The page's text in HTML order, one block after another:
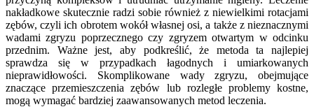
nakładkowe skutecznie radzi sobie również z niewielkimi rotacjami
zębów, czyli ich obrotem wokół własnej osi, a także z nieznacznymi
wadami zgryzu poprzecznego czy zgryzem otwartym w odcinku
przednim. Ważne jest, aby podkreślić, że metoda ta najlepiej
sprawdza się w przypadkach łagodnych i umiarkowanych
nieprawidłowości. Skomplikowane wady zgryzu, obejmujące
znaczące przemieszczenia zębów lub rozległe problemy kostne,
mogą wymagać bardziej zaawansowanych metod leczenia.